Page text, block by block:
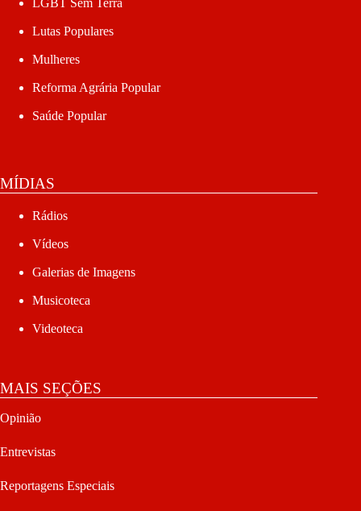
LGBT Sem Terra
Lutas Populares
Mulheres
Reforma Agrária Popular
Saúde Popular
MÍDIAS
Rádios
Vídeos
Galerias de Imagens
Musicoteca
Videoteca
MAIS SEÇÕES
Opinião
Entrevistas
Reportagens Especiais